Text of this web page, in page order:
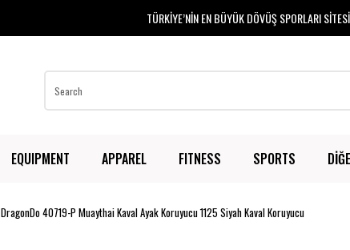
TÜRKİYE’NİN EN BÜYÜK DÖVÜŞ SPORLARI SİTESİ
EQUIPMENT APPAREL FITNESS SPORTS
DragonDo 40719-P Muaythai Kaval Ayak Koruyucu 1125 Siyah Kaval Koruyucu